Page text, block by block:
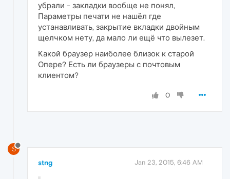
убрали - закладки вообще не понял,
Параметры печати не нашёл где
устанавливать, закрытие вкладки двойным
щелчком нету, да мало ли ещё что вылезет.
Какой браузер наиболее близок к старой
Опере? Есть ли браузеры с почтовым
клиентом?
0
S
stng Jan 23, 2015, 6:46 AM